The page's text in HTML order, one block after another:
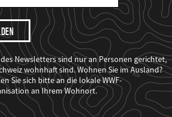
Newsletters sind nur an Personen gerichtet,
wohnhaft sind. Wohnen Sie im Ausland?
Sie sich bitte an die lokale WWF-
an Ihrem Wohnort.